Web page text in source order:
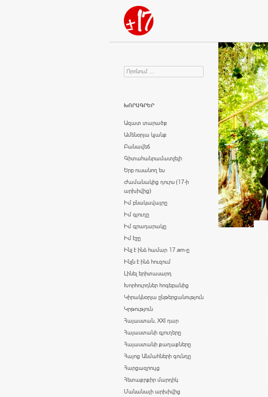
Որոնում
Search for:
ԽՈՐԱԳՐԵՐ
Ազատ տարածք
Ամենօրյա կյանք
Բանավեճ
Գիտահանրամատչելի
Երբ ուսանող ես
Ժամանակից դուրս (17-ի
արխիվից)
Իմ բնակավայրը
Իմ գյուղը
Իմ գրադարակը
Իմ էջը
Ինչ է ինձ համար 17.am-ը
Ինչն է ինձ հուզում
Լինել երիտասարդ
Խորհուրդներ հոգեբանից
Կիրակնօրյա ընթերցանություն
Կրթություն
Հայաստան, XXI դար
Հայաստանի գյուղերը
Հայաստանի քաղաքները
Հայոց Անմահների գունդը
Հարցազրույց
Հետաքրքիր մարդիկ
Մանանայի արխիվից